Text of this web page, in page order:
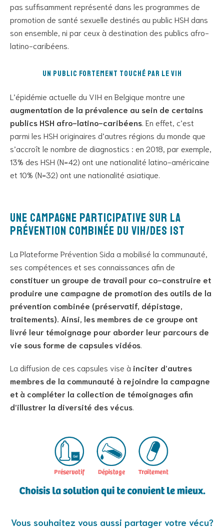
pas suffisamment représenté dans les programmes de
promotion de santé sexuelle destinés au public HSH dans
son ensemble, ni par ceux à destination des publics afro-
latino-caribéens.
Un public fortement touché par le VIH
L’épidémie actuelle du VIH en Belgique montre une
augmentation de la prévalence au sein de certains
publics HSH afro-latino-caribéens . En effet, c’est
parmi les HSH originaires d’autres régions du monde que
s’accroît le nombre de diagnostics : en 2018, par exemple,
13% des HSH (N=42) ont une nationalité latino-américaine
et 10% (N=32) ont une nationalité asiatique.
Une campagne participative sur la
prévention combinée du VIH/des IST
La Plateforme Prévention Sida a mobilisé la communauté,
ses compétences et ses connaissances afin de
constituer un groupe de travail pour co-construire et
produire une campagne de promotion des outils de la
prévention combinée (préservatif, dépistage,
traitements). Ainsi, les membres de ce groupe ont
livré leur témoignage pour aborder leur parcours de
vie sous forme de capsules vidéos
La diffusion de ces capsules vise à inciter d’autres
membres de la communauté à rejoindre la campagne
et à compléter la collection de témoignages afin
d’illustrer la diversité des vécus
Vous souhaitez vous aussi partager votre vécu?